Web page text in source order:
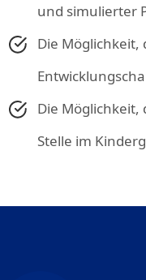
und simulierter
Die
Die Möglichkeit,
Stelle im